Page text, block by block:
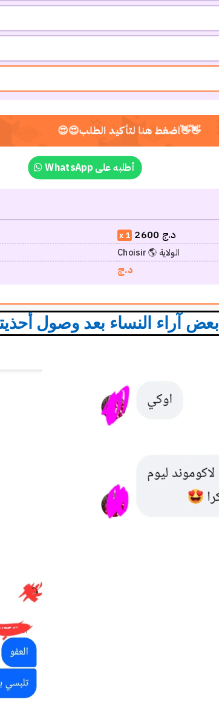
WhatsApp أطلبه على
1 2600 د.ج
Choisir 🌎 الولاية
د.ج
بعض آراء النساء بعد وصول